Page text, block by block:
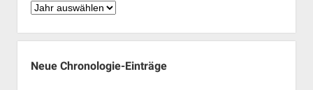
Chronologie
Jahren
Neue Chronologie-Einträge